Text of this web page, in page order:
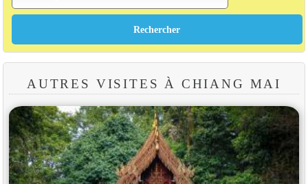
AUTRES VISITES À CHIANG MAI